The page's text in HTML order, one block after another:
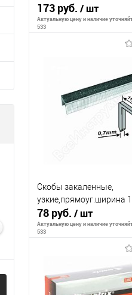
Matrix
173 руб. / шт
Актуальную цену и наличие
533
В корзину
К сравнению
Скобы закаленные,
узкие,прямоуг.ширина
78 руб. / шт
Актуальную цену и наличие
533
В корзину